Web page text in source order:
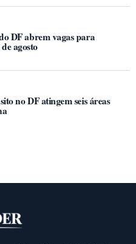
DF abrem vagas para
agosto
no DF atingem seis áreas